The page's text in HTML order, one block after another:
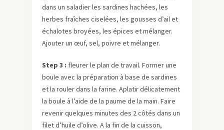
dans un saladier les sardines hachées, les
herbes fraîches ciselées, les gousses d’ail et
échalotes broyées, les épices et mélanger.
Ajouter un œuf, sel, poivre et mélanger.
Step 3 : fleurer le plan de travail. Former une
boule avec la préparation à base de sardines
et la rouler dans la farine. Aplatir délicatement
la boule à l’aide de la paume de la main. Faire
revenir quelques minutes des 2 côtés dans un
filet d’huile d’olive. A la fin de la cuisson,